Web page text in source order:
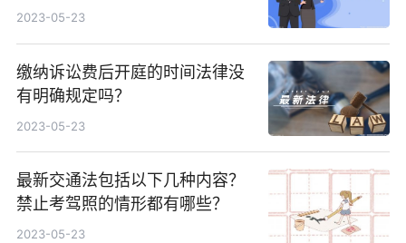
是什么？
2023-05-23
缴纳诉讼费后开庭的时间法律没
有明确规定吗？
2023-05-23
最新交通法包括以下几种内容？
禁止考驾照的情形都有哪些？
2023-05-23